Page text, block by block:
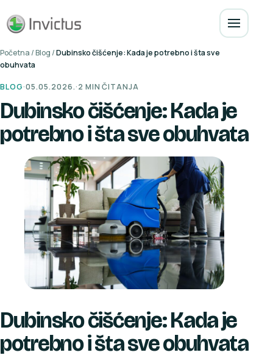
Početna /Blog /Dubinsko čišćenje: Kada je potrebno i šta sve
obuhvata
BLOG·05.05.2026.·2 MIN ČITANJA
Dubinsko čišćenje: Kada je
potrebno i šta sve obuhvata
Dubinsko čišćenje: Kada je
potrebno i šta sve obuhvata